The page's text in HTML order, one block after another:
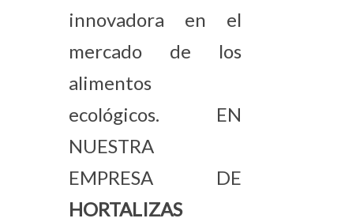
innovadora en el
mercado de los
alimentos
ecológicos. EN
NUESTRA
EMPRESA DE
HORTALIZAS